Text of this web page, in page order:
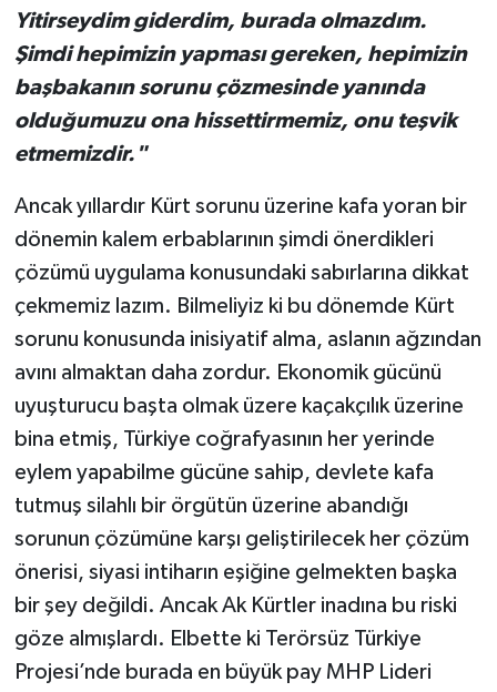
Yitirseydim giderdim, burada olmazdım.
Şimdi hepimizin yapması gereken, hepimizin
başbakanın sorunu çözmesinde yanında
olduğumuzu ona hissettirmemiz, onu teşvik
etmemizdir."
Ancak yıllardır Kürt sorunu üzerine kafa yoran bir
dönemin kalem erbablarının şimdi önerdikleri
çözümü uygulama konusundaki sabırlarına dikkat
çekmemiz lazım. Bilmeliyiz ki bu dönemde Kürt
sorunu konusunda inisiyatif alma, aslanın ağzından
avını almaktan daha zordur. Ekonomik gücünü
uyuşturucu başta olmak üzere kaçakçılık üzerine
bina etmiş, Türkiye coğrafyasının her yerinde
eylem yapabilme gücüne sahip, devlete kafa
tutmuş silahlı bir örgütün üzerine abandığı
sorunun çözümüne karşı geliştirilecek her çözüm
önerisi, siyasi intiharın eşiğine gelmekten başka
bir şey değildi. Ancak Ak Kürtler inadına bu riski
göze almışlardı. Elbette ki Terörsüz Türkiye
Projesi’nde burada en büyük pay MHP Lideri